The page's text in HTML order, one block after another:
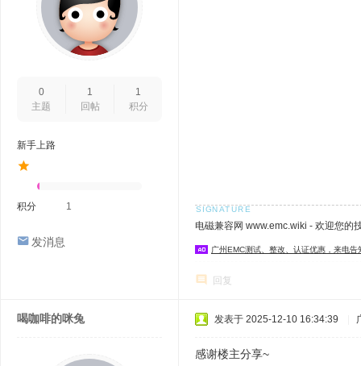
0
主题
1
回帖
1
积分
新手上路
积分 1
发消息
电磁兼容网 www.emc.wiki - 欢迎您的
广州EMC测试、整改、认证优惠，来电
回复
喝咖啡的咪兔 发表于 2025-12-10 16:34:39
感谢楼主分享~